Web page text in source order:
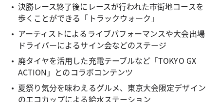
決勝レース終了後にレースが行われた市街地コースを
歩くことができる「トラックウォーク」
アーティストによるライブパフォーマンスや大会出場
ドライバーによるサイン会などのステージ
廃タイヤを活用した充電テーブルなど「TOKYO GX
ACTION」とのコラボコンテンツ
夏祭り気分を味わえるグルメ、東京大会限定デザイン
のエコカップによる給水ステーション